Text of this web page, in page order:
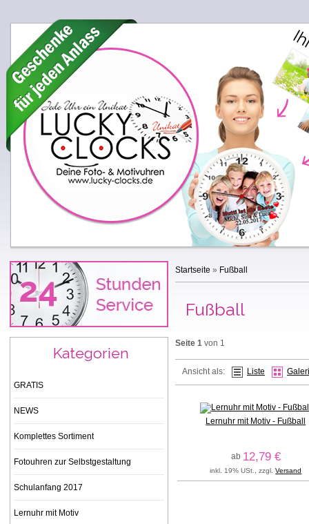
Startseite » Fußball
Fußball
Seite 1 von 1
Ansicht als: Liste
Lernuhr mit Motiv - Fußball
ab 12,79 €
inkl. 19% USt., zzgl.Versand
Kategorien
GRATIS
NEWS
Komplettes Sortiment
Fotouhren zur Selbstgestaltung
Schulanfang 2017
Lernuhr mit Motiv